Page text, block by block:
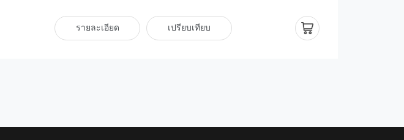
รายละเอียด เปรียบเทียบ